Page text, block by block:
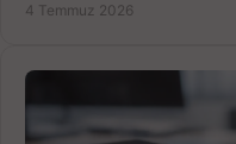
4 Temmuz 2026